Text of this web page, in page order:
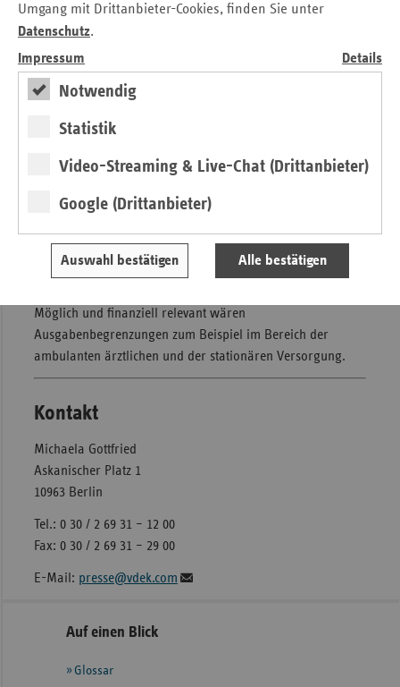
Umgang mit Drittanbieter-Cookies, finden Sie unter
Datenschutz.
Impressum
Details
Notwendig
Statistik
Video-Streaming & Live-Chat (Drittanbieter)
Google (Drittanbieter)
Auswahl bestätigen Alle bestätigen
identischen Arzneimitteln angeboten wird, profitiert nur die
Pharmaindustrie. Der Versicherte trägt die Mehrkosten
allein, wenn er sich für ein identisches Medikament eines
anderen Herstellers entscheidet, mit dem seine Kasse
keinen Rabattvertrag abgeschlossen hat“, so Ballast.
Ballast betonte, dass die Eckpunkte nun möglichst schnell
"Je eher das Gesetz in Kraft tritt, umso besser für die
Versicherten", so Ballast.
nicht beim Arzneimittelbereich stehen bleiben. "Angesichts
der kritischen Finanzsituation der Krankenkassen müssen
Möglich und finanziell relevant wären
Ausgabenbegrenzungen zum Beispiel im Bereich der
ambulanten ärztlichen und der stationären Versorgung.
Kontakt
Michaela Gottfried
Askanischer Platz 1
10963 Berlin
Tel.: 0 30 / 2 69 31 – 12 00
Fax: 0 30 / 2 69 31 – 29 00
E-Mail: presse@vdek.com
Seitennavigation
Seitenleiste
weiteren
Auf einen Blick
Glossar